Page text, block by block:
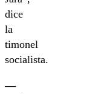
dice
la
timonel
socialista.
—